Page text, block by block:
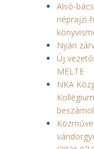
Alsó-
néprajzi-
Nyári
Új
MELTE
NKA